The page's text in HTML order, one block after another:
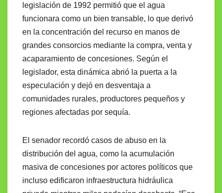
legislación de 1992 permitió que el agua
funcionara como un bien transable, lo que derivó
en la concentración del recurso en manos de
grandes consorcios mediante la compra, venta y
acaparamiento de concesiones. Según el
legislador, esta dinámica abrió la puerta a la
especulación y dejó en desventaja a
comunidades rurales, productores pequeños y
regiones afectadas por sequía.
El senador recordó casos de abuso en la
distribución del agua, como la acumulación
masiva de concesiones por actores políticos que
incluso edificaron infraestructura hidráulica